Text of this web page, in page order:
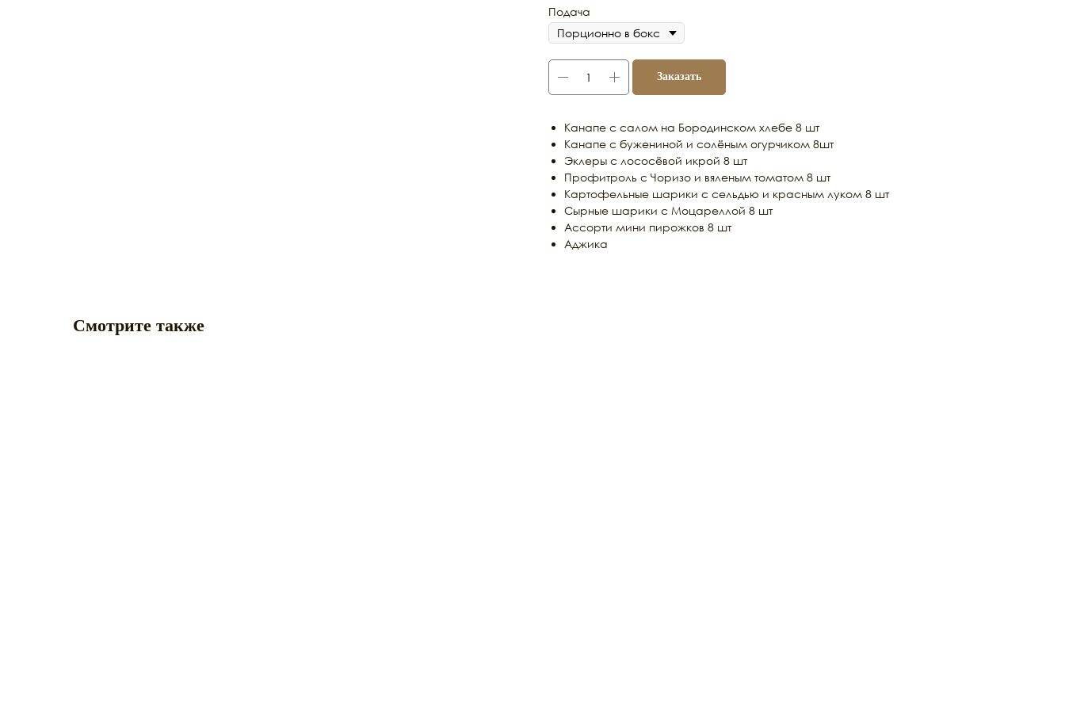
Подача
Заказать
Канапе с салом на Бородинском хлебе 8 шт
Канапе с бужениной и солёным огурчиком 8шт
Эклеры с лососёвой икрой 8 шт
Профитроль с Чоризо и вяленым томатом 8 шт
Картофельные шарики с сельдью и красным луком 8 шт
Сырные шарики с Моцареллой 8 шт
Ассорти мини пирожков 8 шт
Аджика
Смотрите также